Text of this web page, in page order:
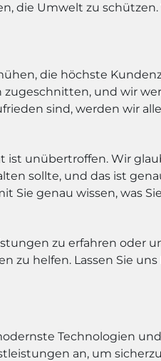
die Umwelt zu
die höchste
und wir
sind, werden wir
unübertroffen. Wir
sollte, und das ist
Sie genau wissen, was
zu erfahren oder
helfen. Lassen Sie
Technologien
an, um